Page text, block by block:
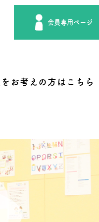
会員専用ページ
お考えの方はこち